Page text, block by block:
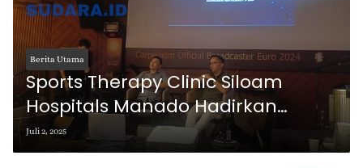
Berita Utama
Sports Therapy Clinic Siloam
Hospitals Manado Hadirkan
Layanan Terapi dan Rehabilitasi
Cedera Olahraga
Juli 2, 2025